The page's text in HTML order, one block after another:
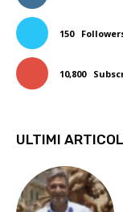
150
10,800
ULTIMI